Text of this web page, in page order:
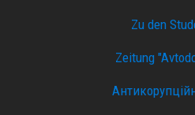
Zu den
Zeitung